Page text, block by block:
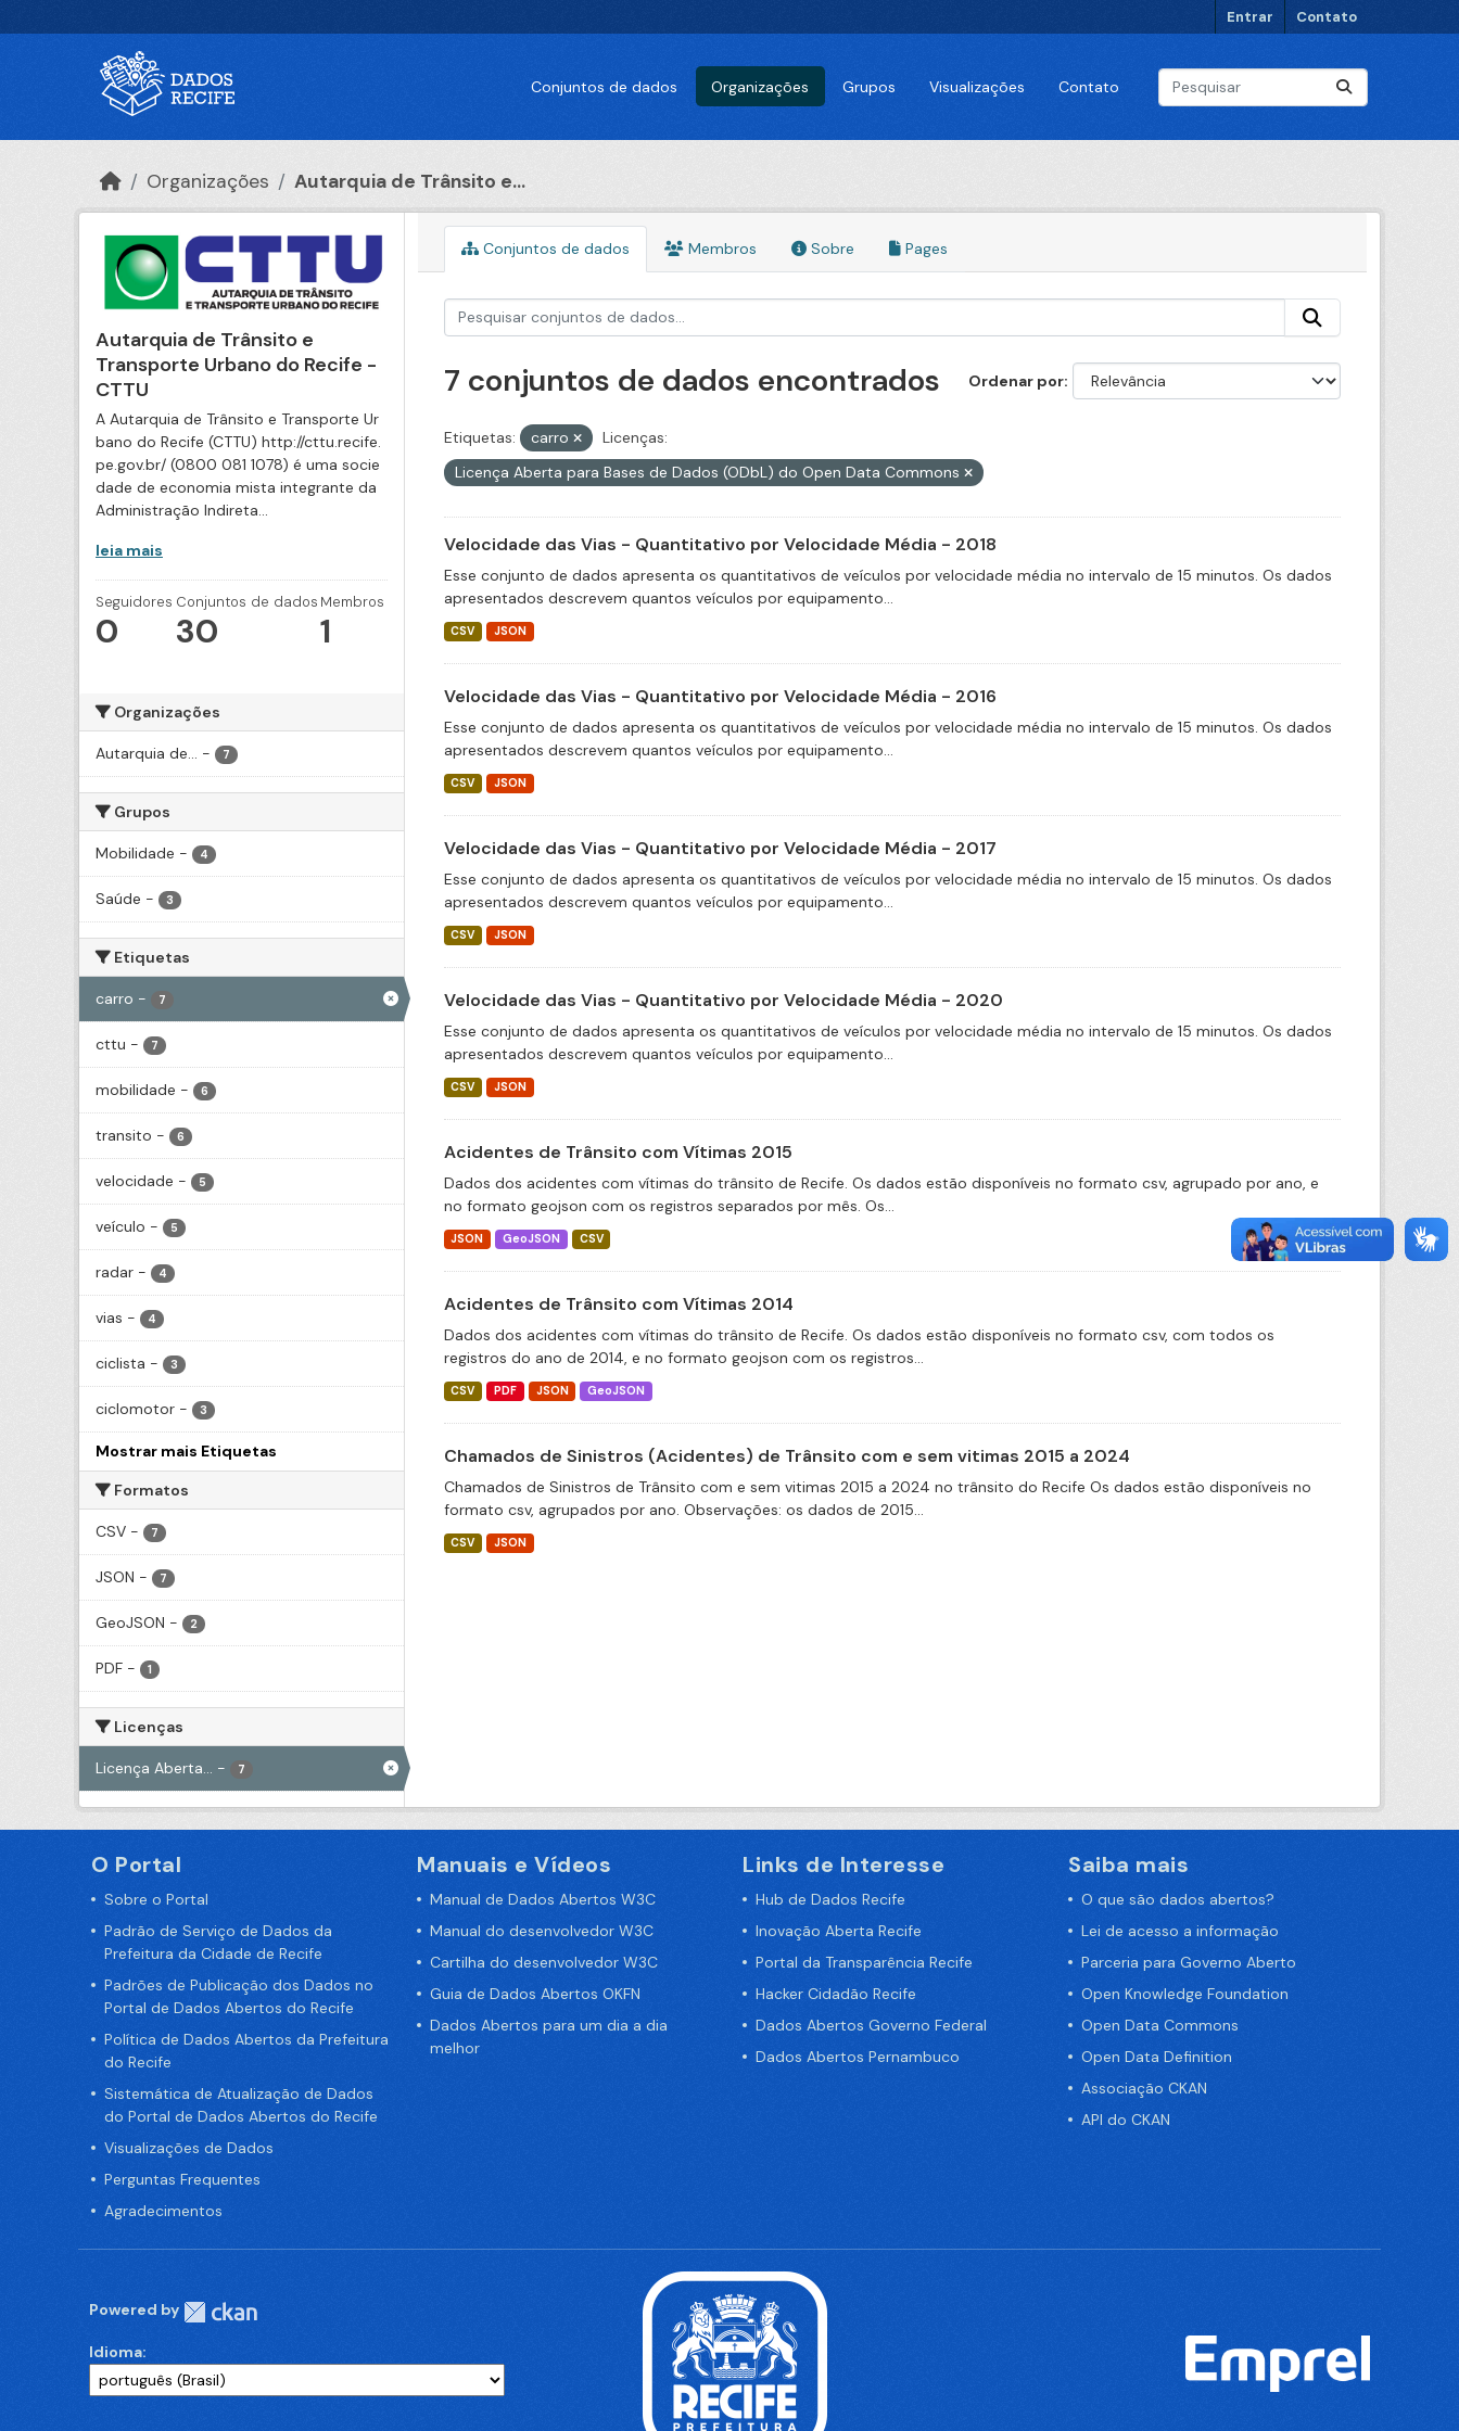
Entrar Contato
Conjuntos de dados Organizações Grupos Visualizações Contato
Organizações Autarquia de Trânsito e...
Autarquia de Trânsito e
Transporte Urbano do Recife -
CTTU
A Autarquia de Trânsito e Transporte Ur
bano do Recife (CTTU) http://cttu.recife.
pe.gov.br/ (0800 081 1078) é uma socie
dade de economia mista integrante da
Administração Indireta...
leia mais
Seguidores
0
Conjuntos de dados
30
Membros
1
Organizações
Autarquia de... - 7
Grupos
Mobilidade - 4
Saúde - 3
Etiquetas
carro - 7
cttu - 7
mobilidade - 6
transito - 6
velocidade - 5
veículo - 5
radar - 4
vias - 4
ciclista - 3
ciclomotor - 3
Mostrar mais Etiquetas
Formatos
CSV - 7
JSON - 7
GeoJSON - 2
PDF - 1
Licenças
Licença Aberta... - 7
Conjuntos de dados Membros Sobre Pages
Ordenar por
7 conjuntos de dados encontrados
Etiquetas: carro
Licenças:
Licença Aberta para Bases de Dados (ODbL) do Open Data Commons
Velocidade das Vias - Quantitativo por Velocidade Média - 2018
Esse conjunto de dados apresenta os quantitativos de veículos por velocidade média no intervalo de 15 minutos. Os dados
apresentados descrevem quantos veículos por equipamento...
CSV JSON
Velocidade das Vias - Quantitativo por Velocidade Média - 2016
Esse conjunto de dados apresenta os quantitativos de veículos por velocidade média no intervalo de 15 minutos. Os dados
apresentados descrevem quantos veículos por equipamento...
CSV JSON
Velocidade das Vias - Quantitativo por Velocidade Média - 2017
Esse conjunto de dados apresenta os quantitativos de veículos por velocidade média no intervalo de 15 minutos. Os dados
apresentados descrevem quantos veículos por equipamento...
CSV JSON
Velocidade das Vias - Quantitativo por Velocidade Média - 2020
Esse conjunto de dados apresenta os quantitativos de veículos por velocidade média no intervalo de 15 minutos. Os dados
apresentados descrevem quantos veículos por equipamento...
CSV JSON
Acidentes de Trânsito com Vítimas 2015
Dados dos acidentes com vítimas do trânsito de Recife. Os dados estão disponíveis no formato csv, agrupado por ano, e
no formato geojson com os registros separados por mês. Os...
JSON GeoJSON CSV
Acidentes de Trânsito com Vítimas 2014
Dados dos acidentes com vítimas do trânsito de Recife. Os dados estão disponíveis no formato csv, com todos os
registros do ano de 2014, e no formato geojson com os registros...
CSV PDF JSON GeoJSON
Chamados de Sinistros (Acidentes) de Trânsito com e sem vitimas 2015 a 2024
Chamados de Sinistros de Trânsito com e sem vitimas 2015 a 2024 no trânsito do Recife Os dados estão disponíveis no
formato csv, agrupados por ano. Observações: os dados de 2015...
CSV JSON
O Portal
Sobre o Portal
Padrão de Serviço de Dados da
Prefeitura da Cidade de Recife
Padrões de Publicação dos Dados no
Portal de Dados Abertos do Recife
Política de Dados Abertos da Prefeitura
do Recife
Sistemática de Atualização de Dados
do Portal de Dados Abertos do Recife
Visualizações de Dados
Perguntas Frequentes
Agradecimentos
Manuais e Vídeos
Manual de Dados Abertos W3C
Manual do desenvolvedor W3C
Cartilha do desenvolvedor W3C
Guia de Dados Abertos OKFN
Dados Abertos para um dia a dia
melhor
Links de Interesse
Hub de Dados Recife
Inovação Aberta Recife
Portal da Transparência Recife
Hacker Cidadão Recife
Dados Abertos Governo Federal
Dados Abertos Pernambuco
Saiba mais
O que são dados abertos?
Lei de acesso a informação
Parceria para Governo Aberto
Open Knowledge Foundation
Open Data Commons
Open Data Definition
Associação CKAN
API do CKAN
Powered by
Idioma